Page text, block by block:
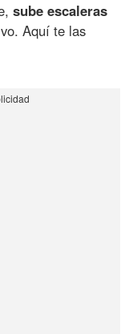
sube escaleras
Aquí te las